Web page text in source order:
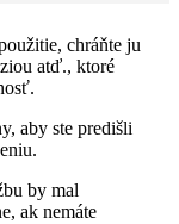
chráňte ju
atď., ktoré
aby ste predišli
by mal
ak nemáte